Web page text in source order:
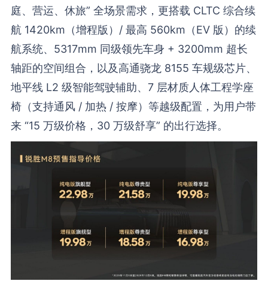
庭、营运、休旅” 全场景需求，更搭载 CLTC 综合续
航 1420km（增程版）/ 最高 560km（EV 版）的续
航系统、5317mm 同级领先车身 + 3200mm 超长
轴距的空间组合，以及高通骁龙 8155 车规级芯片、
地平线 L2 级智能驾驶辅助、7 层材质人体工程学座
椅（支持通风 / 加热 / 按摩）等越级配置，为用户带
来 “15 万级价格，30 万级舒享” 的出行选择。